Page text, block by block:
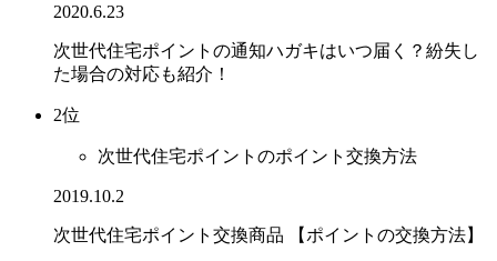
2020.6.23
次世代住宅ポイントの通知ハガキはいつ届く？紛失し
た場合の対応も紹介！
2位
次世代住宅ポイントのポイント交換方法
2019.10.2
次世代住宅ポイント交換商品 【ポイントの交換方法】